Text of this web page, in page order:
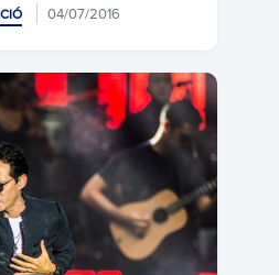
04/07/2016